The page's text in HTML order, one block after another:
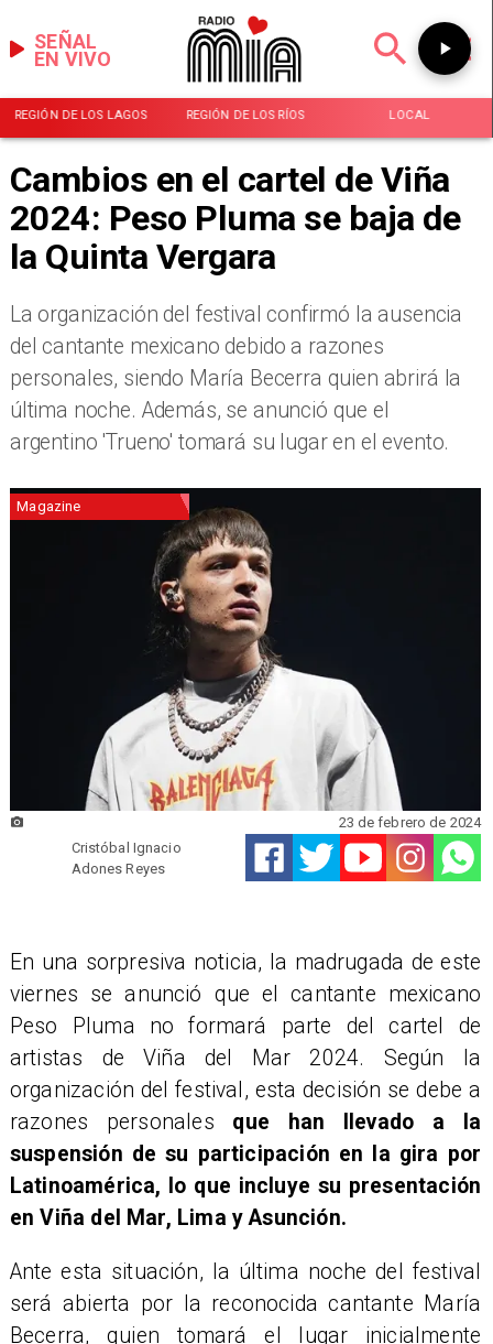
EN VIVO
SEÑAL
REGIÓN DE LOS LAGOS REGIÓN DE LOS RÍOS LOCAL
Cambios en el cartel de Viña
2024: Peso Pluma se baja de
la Quinta Vergara
La organización del festival confirmó la ausencia
del cantante mexicano debido a razones
personales, siendo María Becerra quien abrirá la
última noche. Además, se anunció que el
argentino 'Trueno' tomará su lugar en el evento.
Magazine
Cristóbal Ignacio
Adones Reyes
23 de febrero de 2024
​En una sorpresiva noticia, la madrugada de este
viernes se anunció que el cantante mexicano
Peso Pluma no formará parte del cartel de
artistas de Viña del Mar 2024. Según la
organización del festival, esta decisión se debe a
razones personales que han llevado a la
suspensión de su participación en la gira por
Latinoamérica, lo que incluye su presentación
en Viña del Mar, Lima y Asunción.
​Ante esta situación, la última noche del festival
será abierta por la reconocida cantante María
Becerra, quien tomará el lugar inicialmente